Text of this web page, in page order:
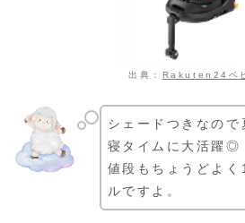
出典： Rakuten24ベ
シェードつきなの
寝タイムに大活躍◎
値段もちょうどよ
ルですよ。